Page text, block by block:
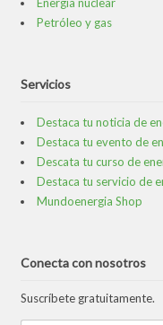
Petróleo y gas
Servicios
Destaca tu noticia de
Destaca tu evento de
Descata tu curso de
Destaca tu servicio de
Mundoenergia Shop
Conecta con nosotros
Suscríbete gratuitamente.